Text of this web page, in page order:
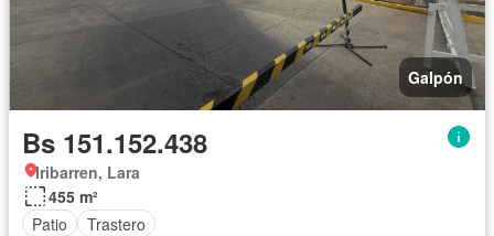
Galpón
Bs 151.152.438
Iribarren, Lara
455 m²
Patio
Trastero